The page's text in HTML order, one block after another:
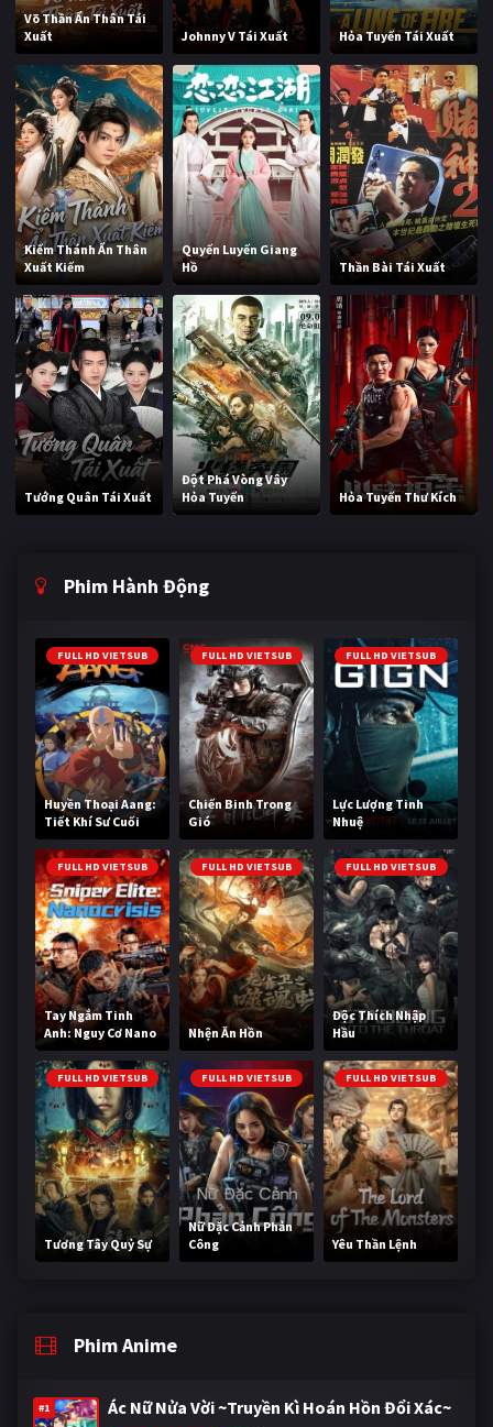
Võ Thần Ẩn Thân Tái
Xuất
Johnny V Tái Xuất Hỏa Tuyến Tái Xuất
Kiếm Thánh Ẩn Thân
Xuất Kiếm
Quyến Luyến Giang
Hồ
Thần Bài Tái Xuất
Tướng Quân Tái Xuất
Đột Phá Vòng Vây
Hỏa Tuyến
Hỏa Tuyến Thư Kích
Phim Hành Động
FULL HD VIETSUB
Huyền Thoại Aang:
Tiết Khí Sư Cuối
Cùng
FULL HD VIETSUB
Chiến Binh Trong
Gió
FULL HD VIETSUB
Lực Lượng Tinh
Nhuệ
FULL HD VIETSUB
Tay Ngắm Tinh
Anh: Nguy Cơ Nano
FULL HD VIETSUB
Nhện Ăn Hồn
FULL HD VIETSUB
Độc Thích Nhập
Hầu
FULL HD VIETSUB
Tương Tây Quỷ Sự
FULL HD VIETSUB
Nữ Đặc Cảnh Phản
Công
FULL HD VIETSUB
Yêu Thần Lệnh
Phim Anime
#1 Ác Nữ Nửa Vời ~Truyền Kì Hoán Hồn Đổi Xác~